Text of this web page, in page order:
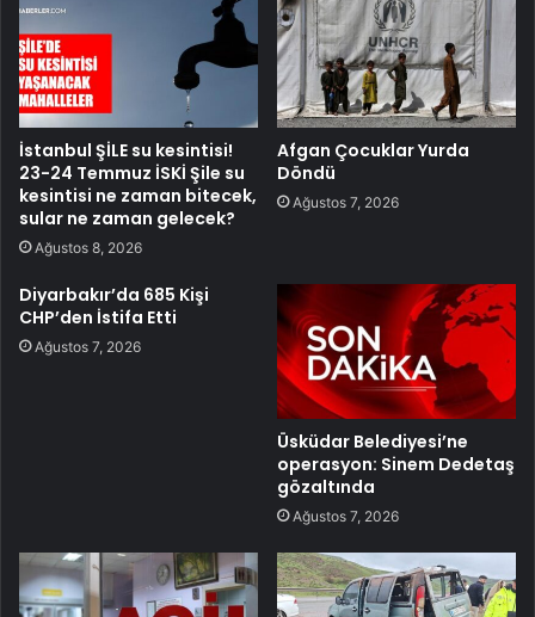
İstanbul ŞİLE su kesintisi!
23-24 Temmuz İSKİ Şile su
kesintisi ne zaman bitecek,
sular ne zaman gelecek?
Ağustos 8, 2026
Afgan Çocuklar Yurda
Döndü
Ağustos 7, 2026
Diyarbakır’da 685 Kişi
CHP’den İstifa Etti
Ağustos 7, 2026
Üsküdar Belediyesi’ne
operasyon: Sinem Dedetaş
gözaltında
Ağustos 7, 2026